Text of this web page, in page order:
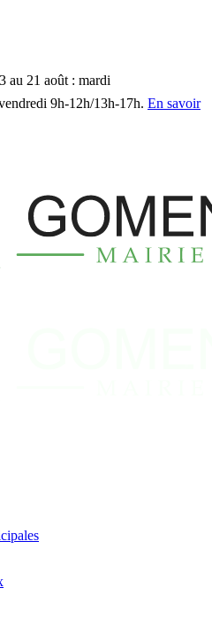
au 21 août : mardi
9h‑12h/13h‑17h. En savoir